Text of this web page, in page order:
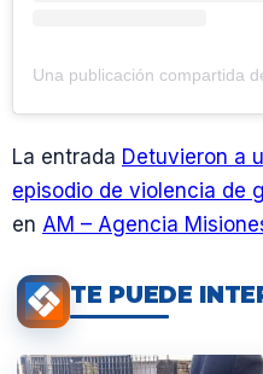
La entrada Detuvieron a
episodio de violencia de
en AM – Agencia
TE PUEDE